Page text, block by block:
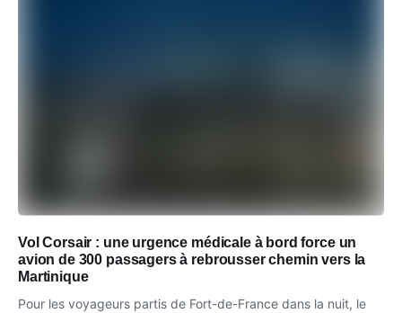
Vol Corsair : une urgence médicale à bord force un
avion de 300 passagers à rebrousser chemin vers la
Martinique
Pour les voyageurs partis de Fort-de-France dans la nuit, le